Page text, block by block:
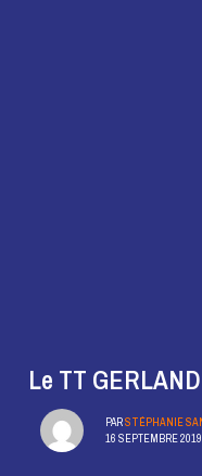
Le TT
PARSTÉPHANIE
16 SEPTEMBRE 2019